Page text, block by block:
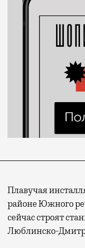
Плавучая
районе Южного
сейчас строят
Люблинско-